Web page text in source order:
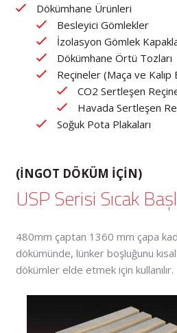
Dökümhane Ürünleri
Besleyici Gömlekler
İzolasyon Gömlek
Dökümhane Örtü Tozları
Reçineler (Maça ve Kalıp
CO2 Sertleşen
Havada Sertleşen
Soğuk Pota Plakaları
(İNGOT DÖKÜM IÇIN)
USP Serisi Sıcak
480mm çaptan 1360 mm çapa
dökümünde, lünker boşluğunu
dökümler elde etmek için kullanılır.